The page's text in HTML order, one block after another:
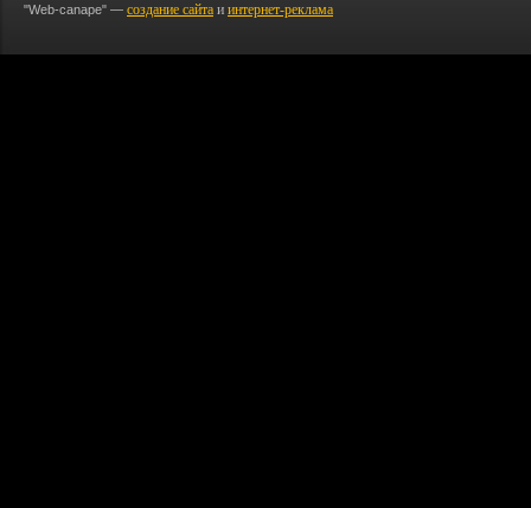
"Web-canape" — создание сайта и интернет-реклама